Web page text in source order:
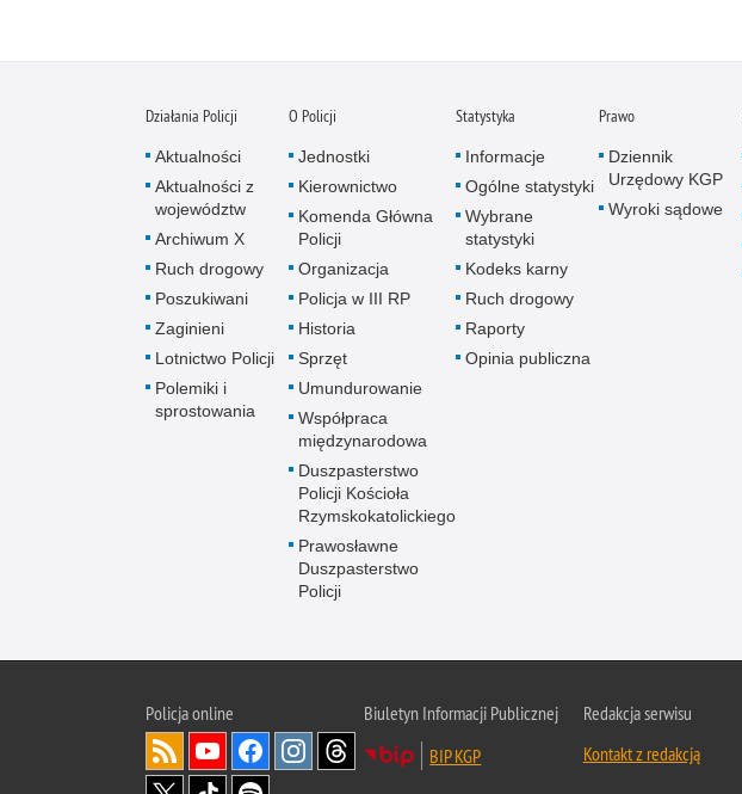
Działania Policji
Aktualności
Aktualności z
województw
Archiwum X
Ruch drogowy
Poszukiwani
Zaginieni
Lotnictwo Policji
Polemiki i
sprostowania
O Policji
Jednostki
Kierownictwo
Komenda Główna
Policji
Organizacja
Policja w III RP
Historia
Sprzęt
Umundurowanie
Współpraca
międzynarodowa
Duszpasterstwo
Policji Kościoła
Rzymskokatolickiego
Prawosławne
Duszpasterstwo
Policji
Statystyka
Informacje
Ogólne statystyki
Wybrane
statystyki
Kodeks karny
Ruch drogowy
Raporty
Opinia publiczna
Prawo
Dziennik
Urzędowy KGP
Wyroki sądowe
Policjaonline
Biuletyn Informacji Publicznej
BIP KGP
Redakcja serwisu
Kontakt z redakcją